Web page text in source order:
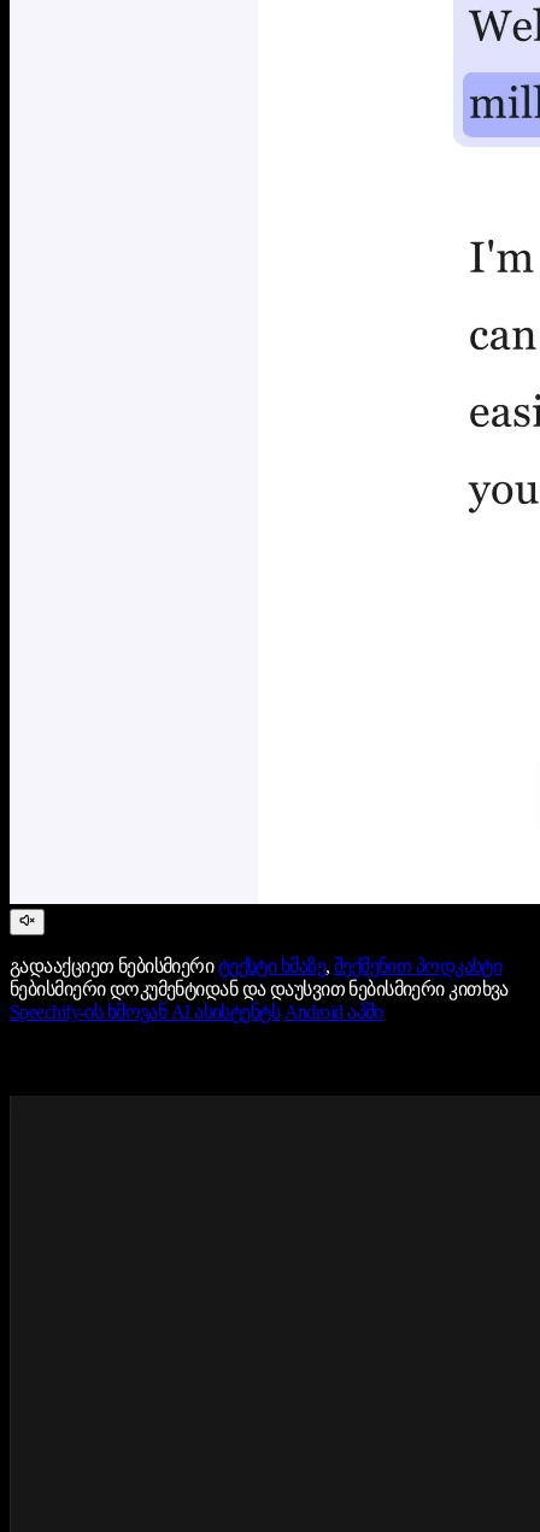
გადააქციეთ ნებისმიერიტექსტი ხმაზე, შექმენით პოდკასტი
ნებისმიერი დოკუმენტიდან და დაუსვით ნებისმიერი კითხვა
Speechify-ის ხმოვან AI ასისტენტს Android აპში